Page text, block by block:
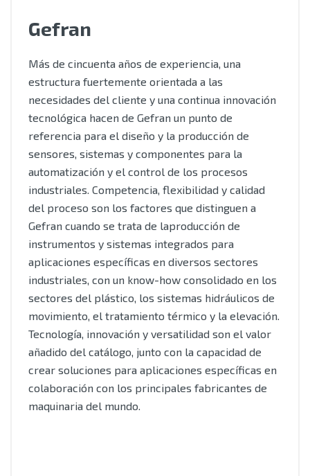
Gefran
Más de cincuenta años de experiencia, una
estructura fuertemente orientada a las
necesidades del cliente y una continua innovación
tecnológica hacen de Gefran un punto de
referencia para el diseño y la producción de
sensores, sistemas y componentes para la
automatización y el control de los procesos
industriales. Competencia, flexibilidad y calidad
del proceso son los factores que distinguen a
Gefran cuando se trata de laproducción de
instrumentos y sistemas integrados para
aplicaciones específicas en diversos sectores
industriales, con un know-how consolidado en los
sectores del plástico, los sistemas hidráulicos de
movimiento, el tratamiento térmico y la elevación.
Tecnología, innovación y versatilidad son el valor
añadido del catálogo, junto con la capacidad de
crear soluciones para aplicaciones específicas en
colaboración con los principales fabricantes de
maquinaria del mundo.